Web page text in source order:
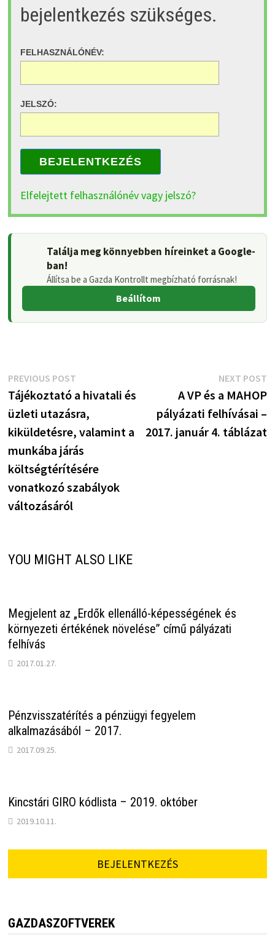
bejelentkezés szükséges.
FELHASZNÁLÓNÉV:
JELSZÓ:
BEJELENTKEZÉS
Elfelejtett felhasználónév vagy jelszó?
Találja meg könnyebben híreinket a Google-
ban!
Állítsa be a Gazda Kontrollt megbízható forrásnak!
Beállítom
Bejegyzés
navigáció
PREVIOUS POSTPrevious
post:
Tájékoztató a hivatali és
üzleti utazásra,
kiküldetésre, valamint a
munkába járás
költségtérítésére
vonatkozó szabályok
változásáról
NEXT POST
A VP és a MAHOP
pályázati felhívásai –
2017. január 4. táblázat
YOU MIGHT ALSO LIKE
Megjelent az „Erdők ellenálló-képességének és
környezeti értékének növelése” című pályázati
felhívás
2017.01.27.
Pénzvisszatérítés a pénzügyi fegyelem
alkalmazásából – 2017.
2017.09.25.
Kincstári GIRO kódlista – 2019. október
2019.10.11.
BEJELENTKEZÉS
GAZDASZOFTVEREK